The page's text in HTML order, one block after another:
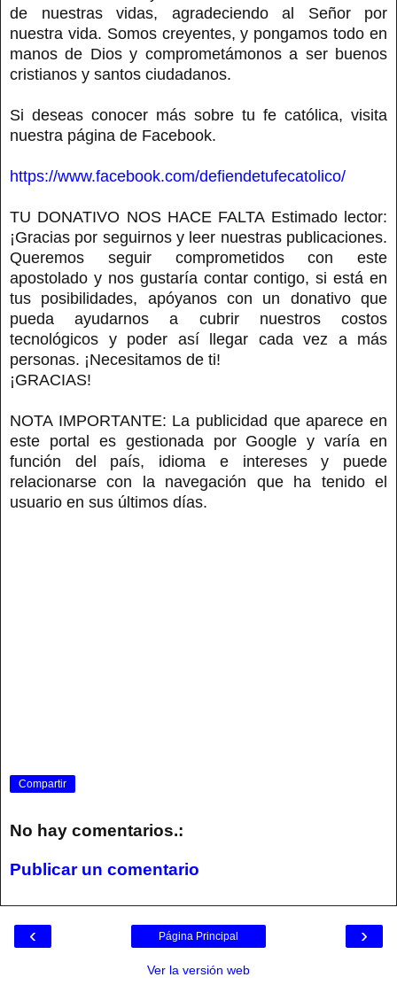
de nuestras vidas, agradeciendo al Señor por
nuestra vida. Somos creyentes, y pongamos todo en
manos de Dios y comprometámonos a ser buenos
cristianos y santos ciudadanos.
Si deseas conocer más sobre tu fe católica, visita
nuestra página de Facebook.
https://www.facebook.com/defiendetufecatolico/
TU DONATIVO NOS HACE FALTA Estimado lector:
¡Gracias por seguirnos y leer nuestras publicaciones.
Queremos seguir comprometidos con este
apostolado y nos gustaría contar contigo, si está en
tus posibilidades, apóyanos con un donativo que
pueda ayudarnos a cubrir nuestros costos
tecnológicos y poder así llegar cada vez a más
personas. ¡Necesitamos de ti!
¡GRACIAS!
NOTA IMPORTANTE: La publicidad que aparece en
este portal es gestionada por Google y varía en
función del país, idioma e intereses y puede
relacionarse con la navegación que ha tenido el
usuario en sus últimos días.
Compartir
No hay comentarios.:
Publicar un comentario
‹ ›
Página Principal
Ver la versión web